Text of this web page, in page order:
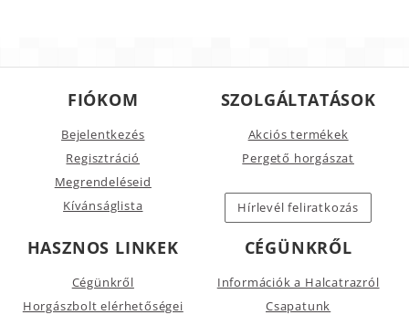
FIÓKOM
Bejelentkezés
Regisztráció
Megrendeléseid
Kívánságlista
SZOLGÁLTATÁSOK
Akciós termékek
Pergető horgászat
Hírlevél feliratkozás
HASZNOS LINKEK
Cégünkről
Horgászbolt elérhetőségei
CÉGÜNKRŐL
Információk a Halcatrazról
Csapatunk